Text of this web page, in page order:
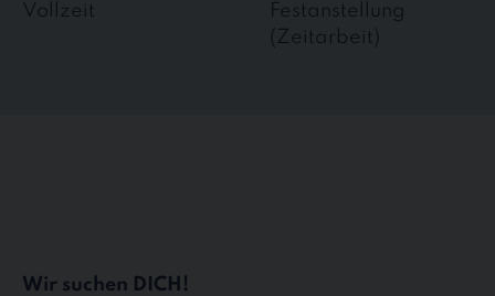
Vollzeit
Festanstellung
(Zeitarbeit)
Wir suchen DICH!